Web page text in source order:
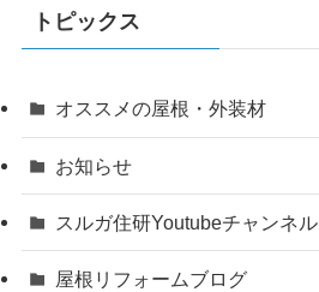
トピックス
オススメの屋根・外装材
お知らせ
スルガ住研Youtubeチャンネル
屋根リフォームブログ